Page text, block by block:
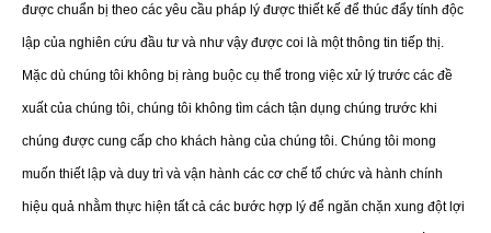
được chuẩn bị theo các yêu cầu pháp lý được thiết kế để thúc đẩy tính độc
lập của nghiên cứu đầu tư và như vậy được coi là một thông tin tiếp thị.
Mặc dù chúng tôi không bị ràng buộc cụ thể trong việc xử lý trước các đề
xuất của chúng tôi, chúng tôi không tìm cách tận dụng chúng trước khi
chúng được cung cấp cho khách hàng của chúng tôi. Chúng tôi mong
muốn thiết lập và duy trì và vận hành các cơ chế tổ chức và hành chính
hiệu quả nhằm thực hiện tất cả các bước hợp lý để ngăn chặn xung đột lợi